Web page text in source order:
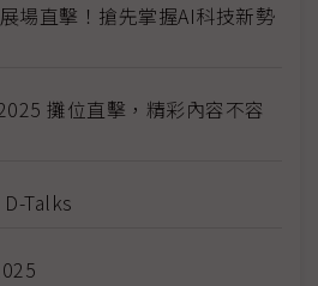
場直擊！搶先掌握AI科技新勢
攤位直擊，精彩內容不容
Talks